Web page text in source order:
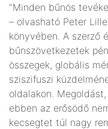
"Minden bűnös
– olvasható Peter
könyvében. A szerző
bűnszövetkezetek
összegek, globális
sziszifuszi
oldalakon.
ebben az erősödő
kecsegtet túl nagy